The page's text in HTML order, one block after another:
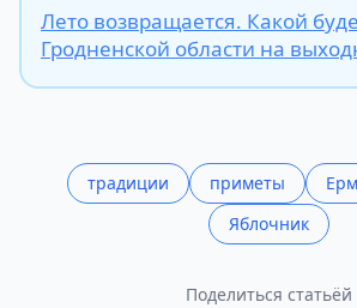
Лето возвращается. Какой
Гродненской области на
традиции приметы
Яблочник
Поделиться статьёй